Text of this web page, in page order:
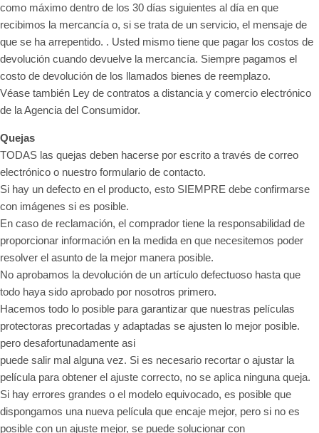
como máximo dentro de los 30 días siguientes al día en que
recibimos la mercancía o, si se trata de un servicio, el mensaje de
que se ha arrepentido. . Usted mismo tiene que pagar los costos de
devolución cuando devuelve la mercancía. Siempre pagamos el
costo de devolución de los llamados bienes de reemplazo.
Véase también Ley de contratos a distancia y comercio electrónico
de la Agencia del Consumidor.
Quejas
TODAS las quejas deben hacerse por escrito a través de correo
electrónico o nuestro formulario de contacto.
Si hay un defecto en el producto, esto SIEMPRE debe confirmarse
con imágenes si es posible.
En caso de reclamación, el comprador tiene la responsabilidad de
proporcionar información en la medida en que necesitemos poder
resolver el asunto de la mejor manera posible.
No aprobamos la devolución de un artículo defectuoso hasta que
todo haya sido aprobado por nosotros primero.
Hacemos todo lo posible para garantizar que nuestras películas
protectoras precortadas y adaptadas se ajusten lo mejor posible.
pero desafortunadamente asi
puede salir mal alguna vez. Si es necesario recortar o ajustar la
película para obtener el ajuste correcto, no se aplica ninguna queja.
Si hay errores grandes o el modelo equivocado, es posible que
dispongamos una nueva película que encaje mejor, pero si no es
posible con un ajuste mejor, se puede solucionar con